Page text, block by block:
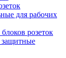
для рабочих
розеток
защитные